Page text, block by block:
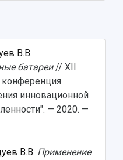
В.В.
батареи// XII
конференция
инновационной
— 2020. —
В.В. Применение